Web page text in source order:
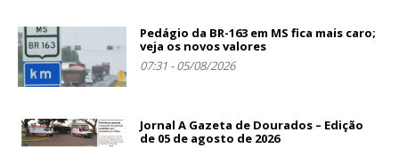
Pedágio da BR-163 em MS fica mais caro;
veja os novos valores
07:31 - 05/08/2026
Jornal A Gazeta de Dourados – Edição
de 05 de agosto de 2026